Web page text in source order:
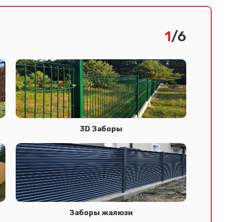
1/6
3D Заборы
Заборы жалюзи